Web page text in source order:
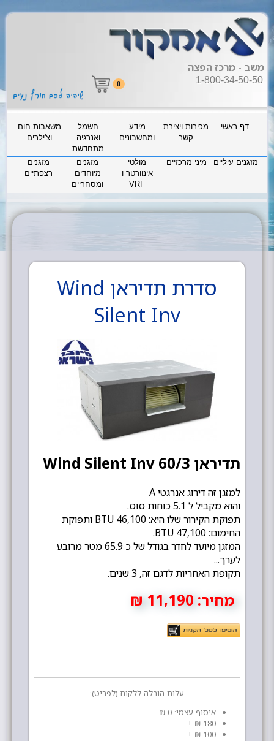
משב - מרכז הפצה
1-800-34-50-50
0
דף ראשי
מכירות ויצירת
קשר
מידע
ומחשבונים
חשמל
ואנרגיה
מתחדשת
משאבות חום
וצ'ילרים
מזגנים עיליים מיני מרכזיים
מולטי
אינוורטר ו
VRF
מזגנים
מיוחדים
ומסחריים
מזגנים
רצפתיים
סדרת תדיראן Wind
Silent Inv
תדיראן Wind Silent Inv 60/3
למזגן זה דירוג אנרגטי A
והוא מקביל ל 5.1 כוחות סוס.
תפוקת הקירור שלו היא: 46,100 BTU ותפוקת
החימום: 47,100 BTU.
המזגן מיועד לחדר בגודל של כ 65.9 מטר מרובע
לערך...
תקופת האחריות לדגם זה, 3 שנים.
מחיר: 11,190 ₪
עלות הובלה ללקוח (לפריט):
איסוף עצמי: 0 ₪
180 ₪ +
100 ₪ +